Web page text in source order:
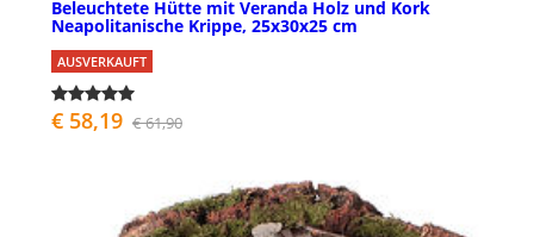
Beleuchtete Hütte mit Veranda Holz und Kork
Neapolitanische Krippe, 25x30x25 cm
AUSVERKAUFT
€ 58,19 € 61,90